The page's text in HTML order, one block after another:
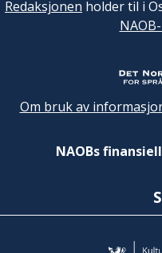
Redaksjonen holder til i
Om bruk av
NAOBs